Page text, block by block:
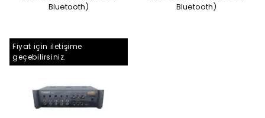
Bluetooth)
Bluetooth)
Fiyat için iletişime
geçebilirsiniz.